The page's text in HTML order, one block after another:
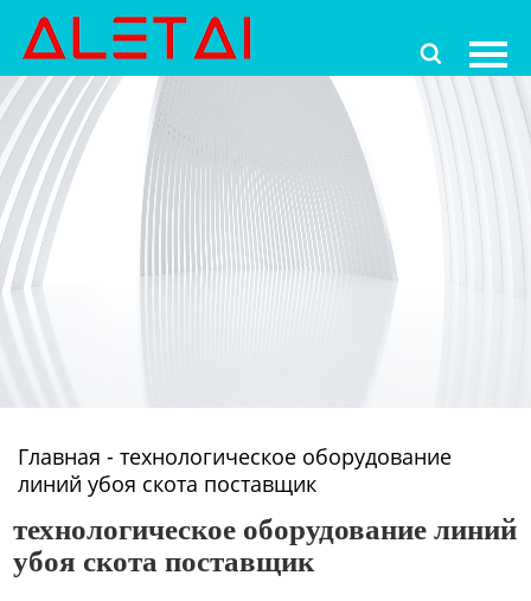

Главная
Продукция
Новости
О Hас
Контакты
Главная - технологическое оборудование
линий убоя скота поставщик
технологическое оборудование линий
убоя скота поставщик